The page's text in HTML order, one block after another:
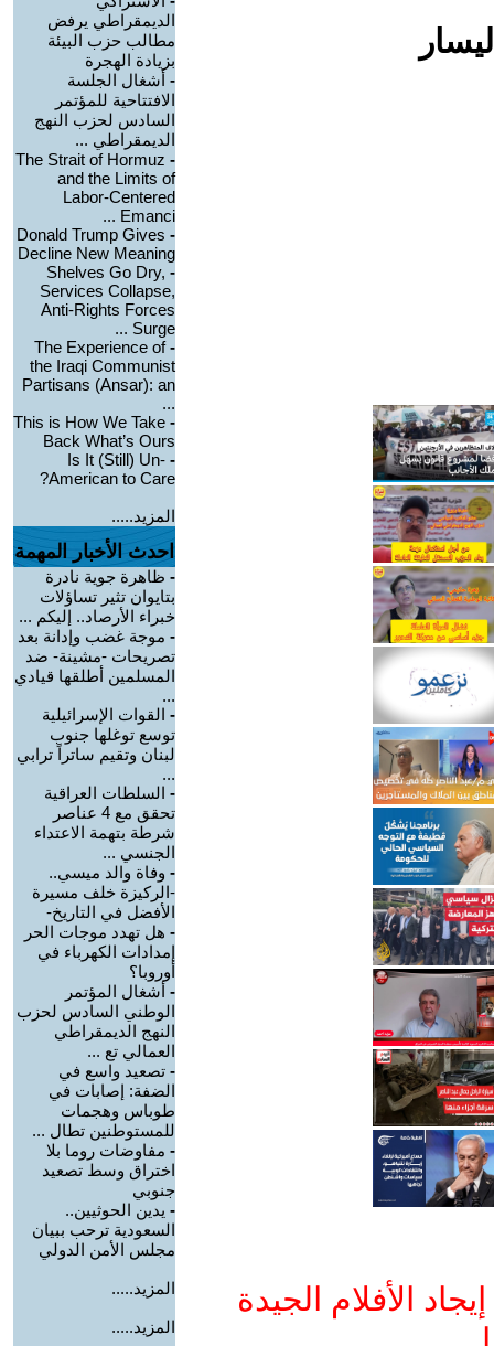
الأفلام الجيدة
الديمقراطي يرفض
مطالب حزب البيئة
بزيادة الهجرة
- أشغال الجلسة
الافتتاحية للمؤتمر
السادس لحزب النهج
الديمقراطي ...
-
The Strait of Hormuz
and the Limits of
Labor-Centered
Emanci ...
-
Donald Trump Gives
Decline New Meaning
-
Shelves Go Dry,
Services Collapse,
Anti-Rights Forces
Surge ...
-
The Experience of
the Iraqi Communist
Partisans (Ansar): an
...
-
This is How We Take
Back What’s Ours
-
Is It (Still) Un-
American to Care?
المزيد.....
احدث الأخبار المهمة
- ظاهرة جوية نادرة
بتايوان تثير تساؤلات
خبراء الأرصاد.. إليكم ...
- موجة غضب وإدانة بعد
تصريحات -مشينة- ضد
المسلمين أطلقها قيادي
...
- القوات الإسرائيلية
توسع توغلها جنوب
لبنان وتقيم ساتراً ترابي
...
- السلطات العراقية
تحقق مع 4 عناصر
شرطة بتهمة الاعتداء
الجنسي ...
- وفاة والد ميسي..
-الركيزة خلف مسيرة
الأفضل في التاريخ-
- هل تهدد موجات الحر
إمدادات الكهرباء في
أوروبا؟
- أشغال المؤتمر
الوطني السادس لحزب
النهج الديمقراطي
العمالي تع ...
- تصعيد واسع في
الضفة: إصابات في
طوباس وهجمات
للمستوطنين تطال ...
- مفاوضات روما بلا
اختراق وسط تصعيد
جنوبي
- يدين الحوثيين..
السعودية ترحب ببيان
مجلس الأمن الدولي
المزيد.....
المزيد.....